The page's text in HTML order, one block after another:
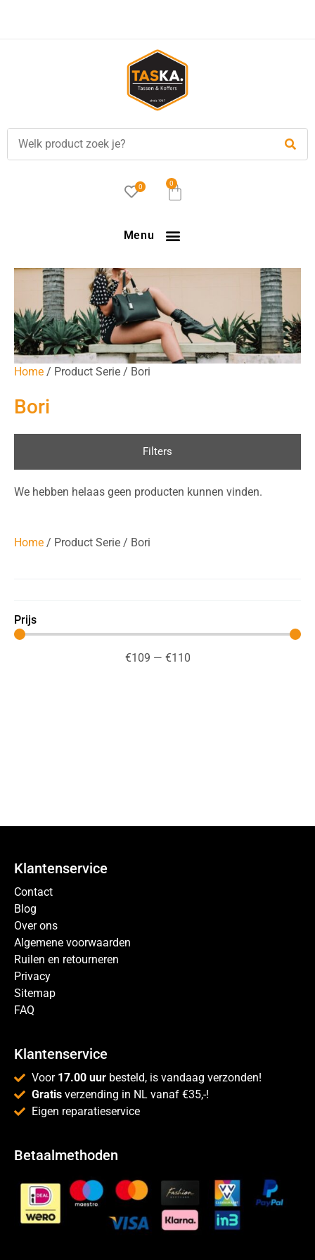
besteld, is vandaag verzonden!
0 0
Menu
Prijs
€109 — €110
Home / Product Serie / Bori
Bori
Filters
We hebben helaas geen producten kunnen vinden.
Home / Product Serie / Bori
Klantenservice
Contact
Blog
Over ons
Algemene voorwaarden
Ruilen en retourneren
Privacy
Sitemap
FAQ
Klantenservice
Voor 17.00 uur besteld, is vandaag verzonden!
Gratis verzending in NL vanaf €35,-!
Eigen reparatieservice
Betaalmethoden